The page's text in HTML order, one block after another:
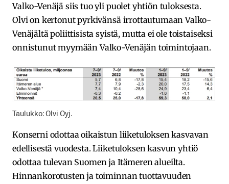
Valko-Venäjä siis tuo yli puolet yhtiön tuloksesta.
Olvi on kertonut pyrkivänsä irrottautumaan Valko-
Venäjältä poliittisista syistä, mutta ei ole toistaiseksi
onnistunut myymään Valko-Venäjän toimintojaan.
Taulukko: Olvi Oyj.
Konserni odottaa oikaistun liiketuloksen kasvavan
edellisestä vuodesta. Liiketuloksen kasvun yhtiö
odottaa tulevan Suomen ja Itämeren alueilta.
Hinnankorotusten ja toiminnan tuottavuuden